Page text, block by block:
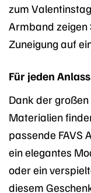
zum
Armband zeigen
Zuneigung auf
Für jeden
Dank der
Materialien
passende FAVS
ein elegantes
oder ein
diesem